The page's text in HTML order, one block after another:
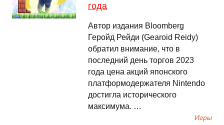
года
Автор издания Bloomberg
Геройд Рейди (Gearoid Reidy)
обратил внимание, что в
последний день торгов 2023
года цена акций японского
платформодержателя Nintendo
достигла исторического
максимума. …
Игры